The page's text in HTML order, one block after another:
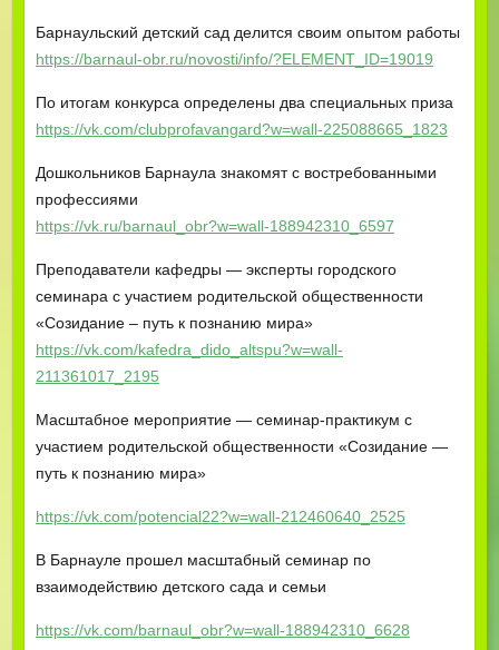
Барнаульский детский сад делится своим опытом работы
https://barnaul-obr.ru/novosti/info/?ELEMENT_ID=19019
По итогам конкурса определены два специальных приза
https://vk.com/clubprofavangard?w=wall-225088665_1823
Дошкольников Барнаула знакомят с востребованными
профессиями
https://vk.ru/barnaul_obr?w=wall-188942310_6597
Преподаватели кафедры — эксперты городского
семинара с участием родительской общественности
«Созидание – путь к познанию мира»
https://vk.com/kafedra_dido_altspu?w=wall-
211361017_2195
Масштабное мероприятие — семинар-практикум с
участием родительской общественности «Созидание —
путь к познанию мира»
https://vk.com/potencial22?w=wall-212460640_2525
В Барнауле прошел масштабный семинар по
взаимодействию детского сада и семьи
https://vk.com/barnaul_obr?w=wall-188942310_6628